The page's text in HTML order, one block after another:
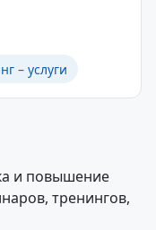
– услуги
и повышение
тренингов,